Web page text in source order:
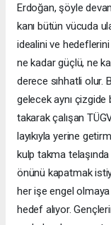
Erdoğan, şöyle
kanı bütün vücuda
idealini ve
ne kadar güçlü, ne
derece sıhhatli olur.
gelecek aynı çizgide
takarak çalışan
layıkıyla yerine
kulp takma
önünü kapatmak
her işe engel olmaya
hedef alıyor.